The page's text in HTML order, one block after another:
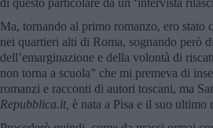
Ma, tornando al primo romanzo, ero stato
nei quartieri alti di Roma, sognando però
dell’emarginazione e della volontà di
non torna a scuola” che mi premeva di
romanzi e racconti di autori toscani, ma
Repubblica.it, è nata a Pisa e il suo ultimo